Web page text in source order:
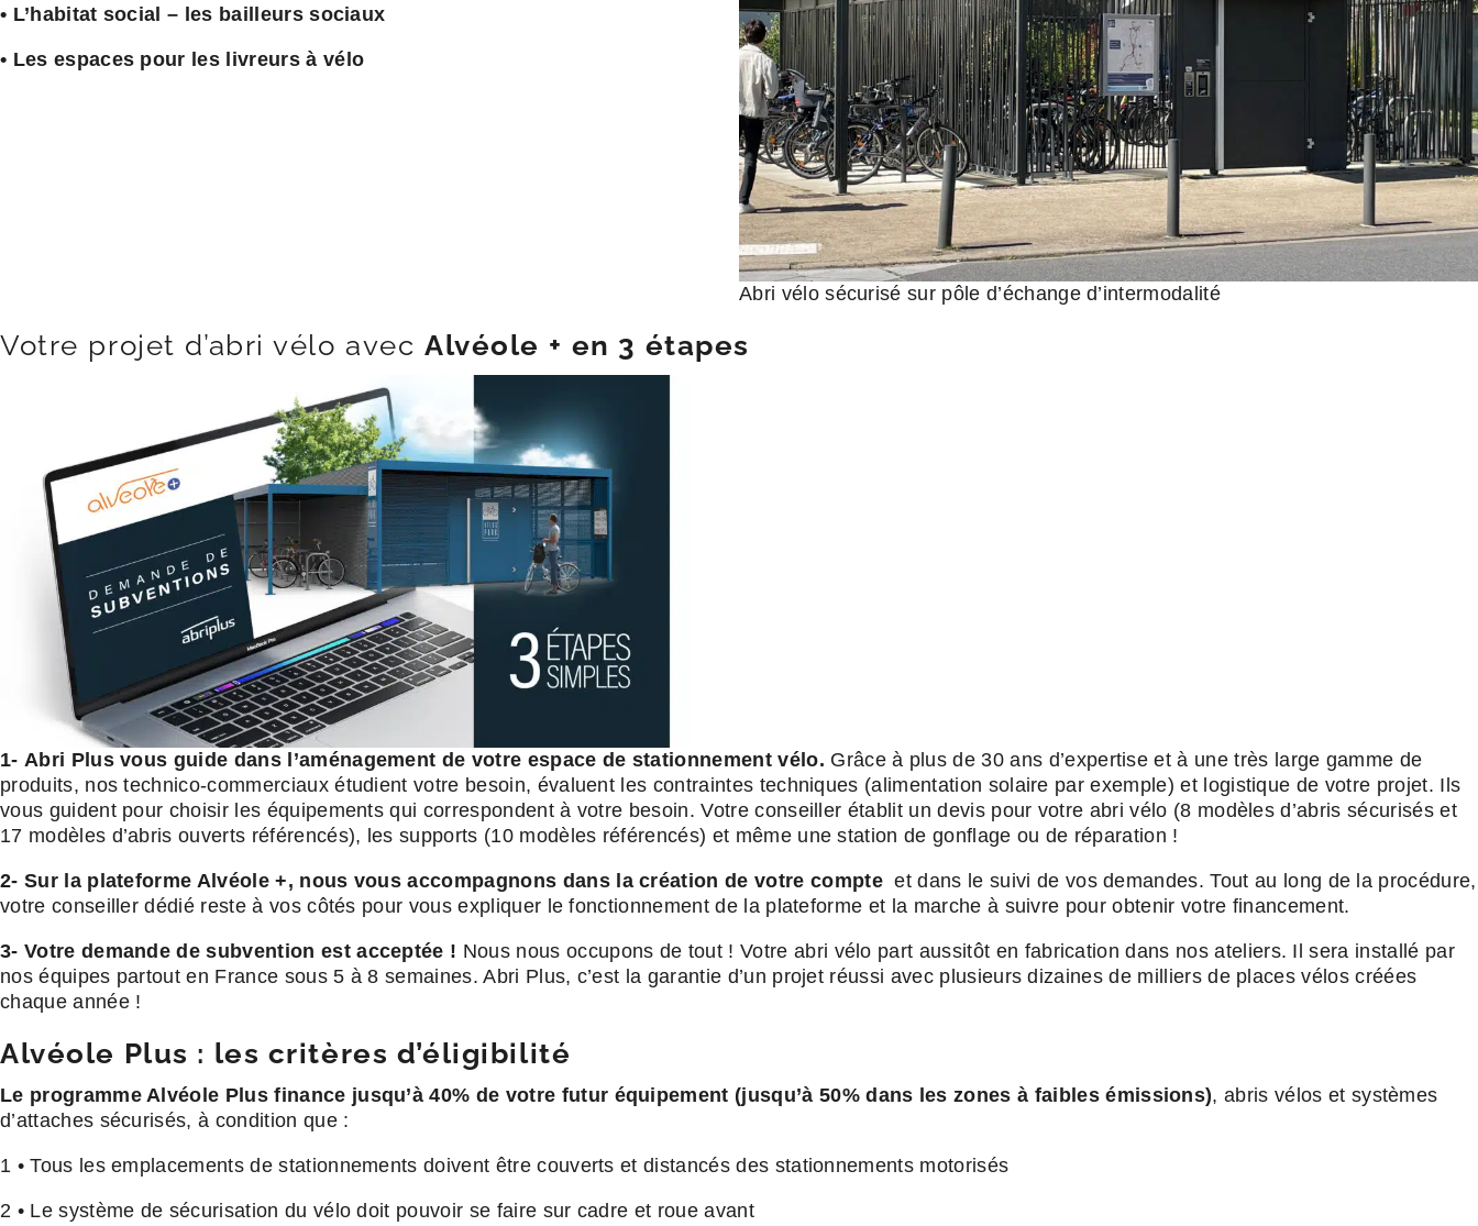
• L’habitat social – les bailleurs sociaux
• Les espaces pour les livreurs à vélo
Abri vélo sécurisé sur pôle d’échange d’intermodalité
Votre projet d’abri vélo avecAlvéole + en 3 étapes
1- Abri Plus vous guide dans l’aménagement de votre espace de stationnement vélo. Grâce à plus de 30 ans d’expertise et à une très large gamme de
produits, nos technico-commerciaux étudient votre besoin, évaluent les contraintes techniques (alimentation solaire par exemple) et logistique de votre projet. Ils
vous guident pour choisir les équipements qui correspondent à votre besoin. Votre conseiller établit un devis pour votre abri vélo (8 modèles d’abris sécurisés et
17 modèles d’abris ouverts référencés), les supports (10 modèles référencés) et même une station de gonflage ou de réparation !
2- Sur la plateforme Alvéole +, nous vous accompagnons dans la création de votre compte et dans le suivi de vos demandes. Tout au long de la procédure,
votre conseiller dédié reste à vos côtés pour vous expliquer le fonctionnement de la plateforme et la marche à suivre pour obtenir votre financement.
3- Votre demande de subvention est acceptée ! Nous nous occupons de tout ! Votre abri vélo part aussitôt en fabrication dans nos ateliers. Il sera installé par
nos équipes partout en France sous 5 à 8 semaines. Abri Plus, c’est la garantie d’un projet réussi avec plusieurs dizaines de milliers de places vélos créées
chaque année !
Alvéole Plus : les critères d’éligibilité
Le programme Alvéole Plus finance jusqu’à 40% de votre futur équipement (jusqu’à 50% dans les zones à faibles émissions), abris vélos et systèmes
d’attaches sécurisés, à condition que :
1 • Tous les emplacements de stationnements doivent être couverts et distancés des stationnements motorisés
2 • Le système de sécurisation du vélo doit pouvoir se faire sur cadre et roue avant